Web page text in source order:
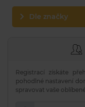
Dle značky
Registrací získáte
pohodlné nastavení
spravovat vaše